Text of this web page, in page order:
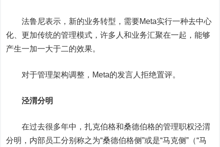
法鲁尼表示，新的业务转型，需要Meta实行一种去中心
化、更加传统的管理模式，许多人和业务汇聚在一起，能够
产生一加一大于二的效果。
对于管理架构调整，Meta的发言人拒绝置评。
泾渭分明
在过去很多年中，扎克伯格和桑德伯格的管理职权泾渭
分明，内部员工分别称之为“桑德伯格侧”或是“马克侧”（“马